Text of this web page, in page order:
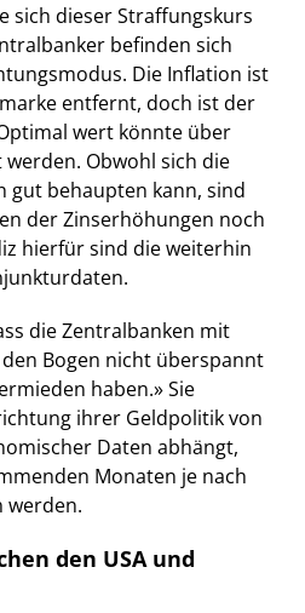
sich dieser Straffungskurs
befinden sich
Die Inflation ist
entfernt, doch ist der
wert könnte über
Obwohl sich die
gut behaupten kann, sind
der Zinserhöhungen noch
hierfür sind die weiterhin
die Zentralbanken mit
Bogen nicht überspannt
haben.» Sie
ihrer Geldpolitik von
Daten abhängt,
Monaten je nach
werden.
den USA und